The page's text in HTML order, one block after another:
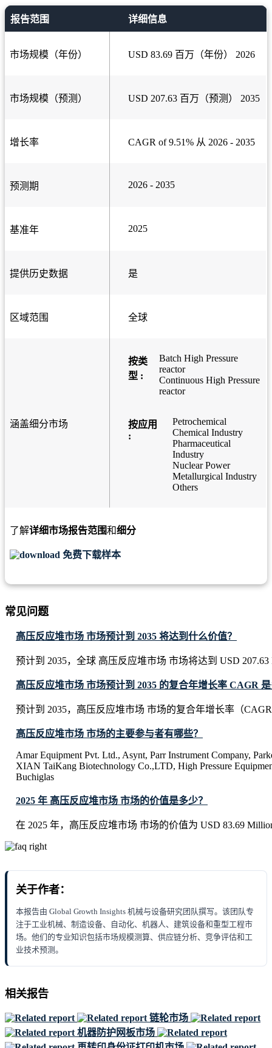
报告范围 详细信息
市场规模（年份） USD 83.69 百万（年份） 2026
市场规模（预测） USD 207.63 百万（预测） 2035
增长率 CAGR of 9.51% 从 2026 - 2035
预测期 2026 - 2035
基准年 2025
提供历史数据 是
区域范围 全球
涵盖细分市场
按类
型 :
Batch High Pressure
reactor
Continuous High Pressure
reactor
按应用
:
Petrochemical
Chemical Industry
Pharmaceutical
Industry
Nuclear Power
Metallurgical Industry
Others
了解详细市场报告范围和细分
免费下载样本
常见问题
高压反应堆市场 市场预计到 2035 将达到什么价值？
预计到 2035，全球 高压反应堆市场 市场将达到 USD
高压反应堆市场 市场预计到 2035 的复合年增长率 CAGR
预计到 2035，高压反应堆市场 市场的复合年增长率（
高压反应堆市场 市场的主要参与者有哪些？
Amar Equipment Pvt. Ltd., Asynt, Parr Instrument Company,
XIAN TaiKang Biotechnology Co.,LTD, High Pressure
Buchiglas
2025 年 高压反应堆市场 市场的价值是多少？
在 2025 年，高压反应堆市场 市场的价值为 USD 83.69
关于作者：
本报告由 Global Growth Insights 机械与设备研究团队撰写。该团队专
注于工业机械、制造设备、自动化、机器人、建筑设备和重型工程市
场。他们的专业知识包括市场规模测算、供应链分析、竞争评估和工
业技术预测。
相关报告
链轮市场
机器防护网板市场